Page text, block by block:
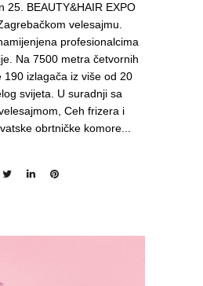
25. BEAUTY&HAIR EXPO
velesajmu.
profesionalcima
Na 7500 metra četvornih
190 izlagača iz više od 20
svijeta. U suradnji sa
Ceh frizera i
obrtničke komore...